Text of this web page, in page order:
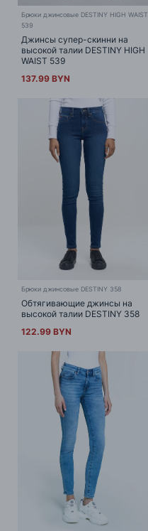
Брюки джинсовые DESTINY HIGH WAIST
539
Джинсы супер-скинни на
высокой талии DESTINY HIGH
WAIST 539
137.99 BYN
Брюки джинсовые DESTINY 358
Обтягивающие джинсы на
высокой талии DESTINY 358
122.99 BYN